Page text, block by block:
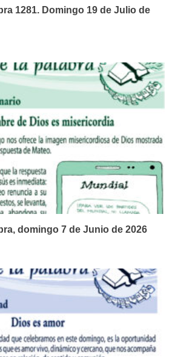
1281. Domingo 19 de Julio de
domingo 7 de Junio de 2026